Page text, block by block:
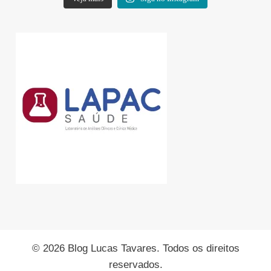
© 2026 Blog Lucas Tavares. Todos os direitos
reservados.